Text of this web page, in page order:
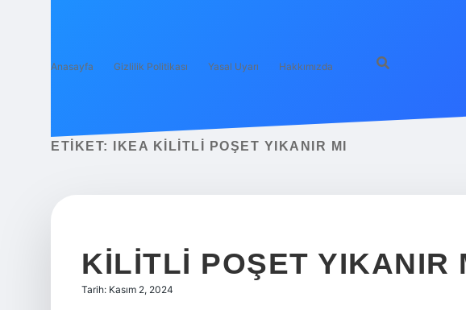
Anasayfa Gizlilik Politikası Yasal Uyarı Hakkımızda
ETIKET: IKEA KILITLI POŞET YIKANIR MI
KILITLI POŞET YIKANIR
Tarih: Kasım 2, 2024